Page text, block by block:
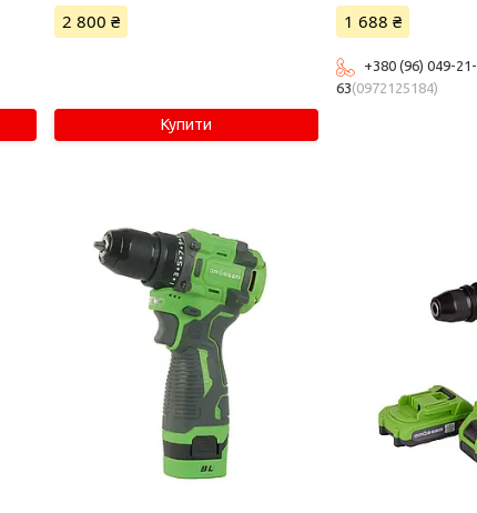
2 800 ₴
Купити
1 688 ₴
+380 (96) 049-21-
63 0972125184